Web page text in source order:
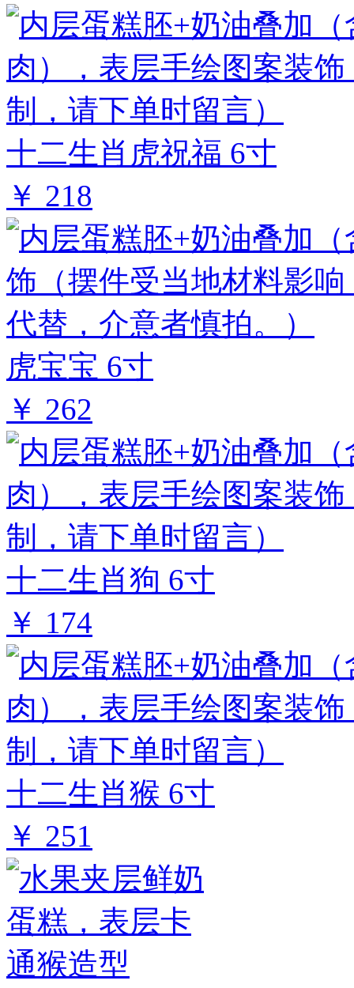
十二生肖虎祝福 6寸
￥ 218
虎宝宝 6寸
￥ 262
十二生肖狗 6寸
￥ 174
十二生肖猴 6寸
￥ 251